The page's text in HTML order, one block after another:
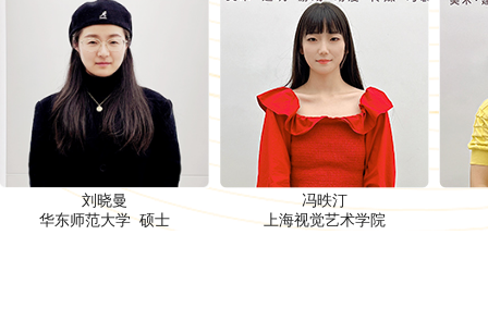
刘晓曼
华东师范大学 硕士
冯昳汀
上海视觉艺术学院